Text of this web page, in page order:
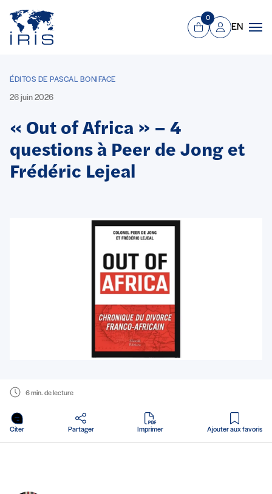
Aller au contenu principal
Panier
0
Mon compte
EN
ÉDITOS DE PASCAL BONIFACE
26 juin 2026
« Out of Africa » – 4
questions à Peer de Jong et
Frédéric Lejeal
6 min. de lecture
Citer Partager Imprimer
en PDF
Ajouter aux favoris